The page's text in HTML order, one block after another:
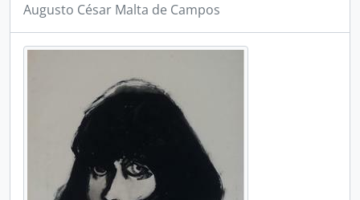
Augusto César Malta de Campos